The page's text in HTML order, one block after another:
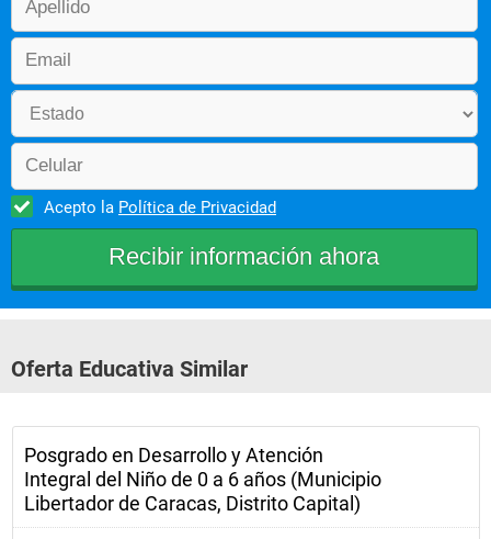
Acepto la Política de Privacidad
Oferta Educativa Similar
Posgrado en Desarrollo y Atención
Integral del Niño de 0 a 6 años (Municipio
Libertador de Caracas, Distrito Capital)